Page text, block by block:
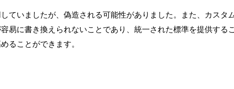
ていましたが、偽造される可能性がありました。また、カスタ
易に書き換えられないことであり、統一された標準を提供する
ることができます。